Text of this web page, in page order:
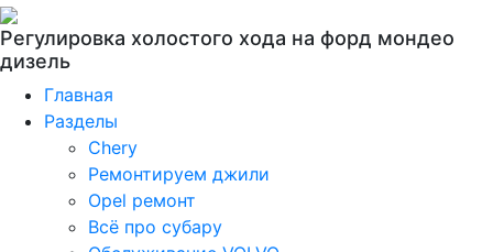
Регулировка холостого хода на форд мондео
дизель
Главная
Разделы
Chery
Ремонтируем джили
Opel ремонт
Всё про субару